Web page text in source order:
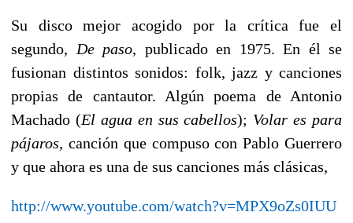
Su disco mejor acogido por la crítica fue el
segundo, De paso, publicado en 1975. En él se
fusionan distintos sonidos: folk, jazz y canciones
propias de cantautor. Algún poema de Antonio
Machado (El agua en sus cabellos); Volar es para
pájaros, canción que compuso con Pablo Guerrero
y que ahora es una de sus canciones más clásicas,
http://www.youtube.com/watch?v=MPX9oZs0IUU